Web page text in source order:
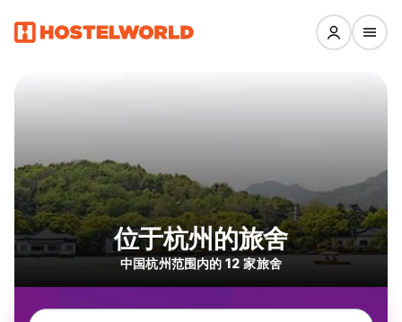
位于杭州的旅舍
中国杭州范围内的 12 家旅舍